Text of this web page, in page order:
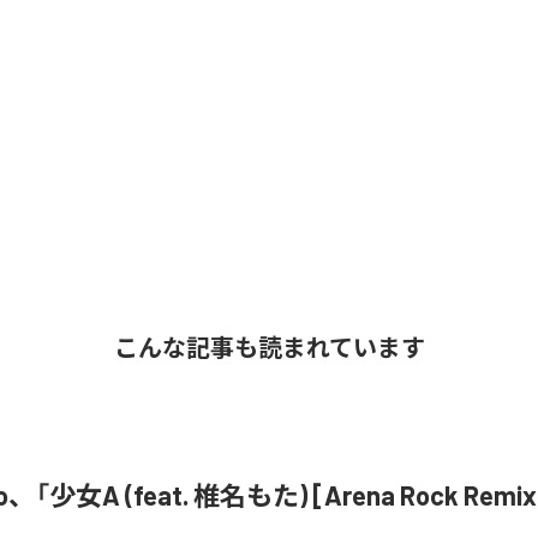
こんな記事も読まれています
「少女A (feat. 椎名もた) [Arena Rock